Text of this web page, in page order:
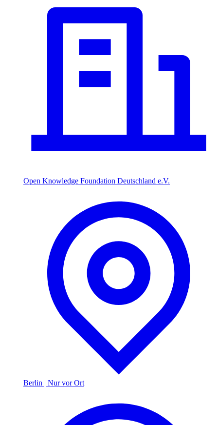
Open Knowledge Foundation Deutschland e.V.
Berlin | Nur vor Ort